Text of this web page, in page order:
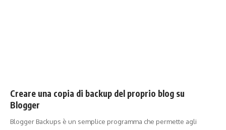
Creare una copia di backup del proprio blog su
Blogger
Blogger Backups è un semplice programma che permette agli